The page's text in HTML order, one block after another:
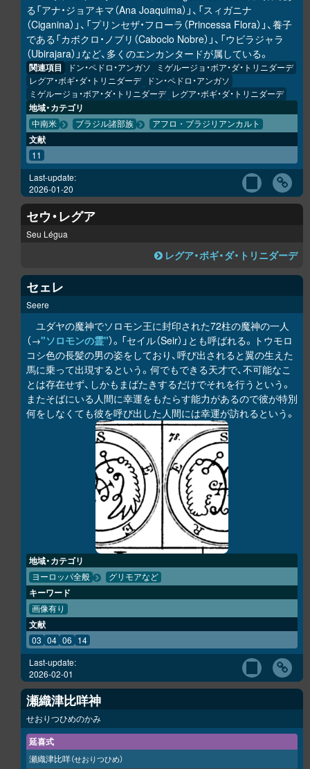
る「アナ・ジョアキマ（Ana Joaquima）」、「スィガニナ
（Ciganina）」、「プリンセザ・フローラ（Princessa Flora）」、養子
である「カボクロ・ノブリ（Caboclo Nobre）」、「ウビラジャラ
（Ubirajara）」など、多くのエンカンタードが属している。
関連項目 ドン・ペドロ・アンガソ
ミゲルージョ・ボア・ダ・トリニダーデ
レグア・ボギ・ダ・トリニダーデ
ドン・ペドロ・アンガソ
ミゲルージョ・ボア・ダ・トリニダーデ レグア・ボギ・ダ・トリニダーデ
地域・カテゴリ
中南米 ブラジル諸部族 アフロ・ブラジリアンカルト
文献
11
Last-update:
2026-01-20
セウ・レグア
Seu Légua
レグア・ボギ・ダ・トリニダーデ
セェレ
Seere
ユダヤの魔神でソロモン王に封印された72柱の魔神の一人
（→"ソロモンの霊"）。「セイル（Seir）」とも呼ばれる。トウモロ
コシ色の長髪の男の姿をしており、呼び出されると翼の生えた
馬に乗って出現するという。何でもできる天才で、不可能なこ
とは存在せず、しかもまばたきするだけでそれを行うという。
またそばにいる人間に幸運をもたらす能力があるので彼が特別
何をしなくても彼を呼び出した人間には幸運が訪れるという。
地域・カテゴリ
ヨーロッパ全般 グリモアなど
キーワード
画像有り
文献
03 04 06 14
Last-update:
2026-02-01
瀬織津比咩神
せおりつひめのかみ
延喜式
瀬織津比咩（せおりつひめ）